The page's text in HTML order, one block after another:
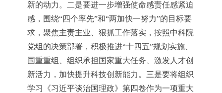
新的动力。二是要进一步增强使命感责任感紧迫
感，围绕“四个率先”和“两加快一努力”的目标要
求，聚焦主责主业、狠抓工作落实，按照中科院
党组的决策部署，积极推进“十四五”规划实施、
国重重组、组织承担国家重大任务、激发人才创
新活力，加快提升科技创新能力。三是要将组织
学习《习近平谈治国理政》第四卷作为一项重大